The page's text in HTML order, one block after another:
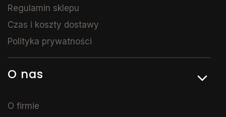
Regulamin sklepu
Czas i koszty dostawy
Polityka prywatności
O nas
O firmie